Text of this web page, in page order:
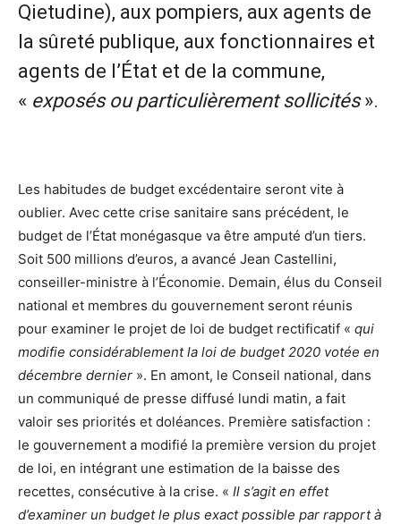
Qietudine), aux pompiers, aux agents de
la sûreté publique, aux fonctionnaires et
agents de l’État et de la commune,
« exposés ou particulièrement sollicités».
Les habitudes de budget excédentaire seront vite à
oublier. Avec cette crise sanitaire sans précédent, le
budget de l’État monégasque va être amputé d’un tiers.
Soit 500 millions d’euros, a avancé Jean Castellini,
conseiller-ministre à l’Économie. Demain, élus du Conseil
national et membres du gouvernement seront réunis
pour examiner le projet de loi de budget rectificatif « qui
modifie considérablement la loi de budget 2020 votée en
décembre dernier ». En amont, le Conseil national, dans
un communiqué de presse diffusé lundi matin, a fait
valoir ses priorités et doléances. Première satisfaction :
le gouvernement a modifié la première version du projet
de loi, en intégrant une estimation de la baisse des
recettes, consécutive à la crise. « Il s’agit en effet
d’examiner un budget le plus exact possible par rapport à